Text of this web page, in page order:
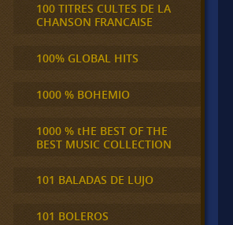
100 TITRES CULTES DE LA
CHANSON FRANCAISE
100% GLOBAL HITS
1000 % BOHEMIO
1000 % tHE BEST OF THE
BEST MUSIC COLLECTION
101 BALADAS DE LUJO
101 BOLEROS